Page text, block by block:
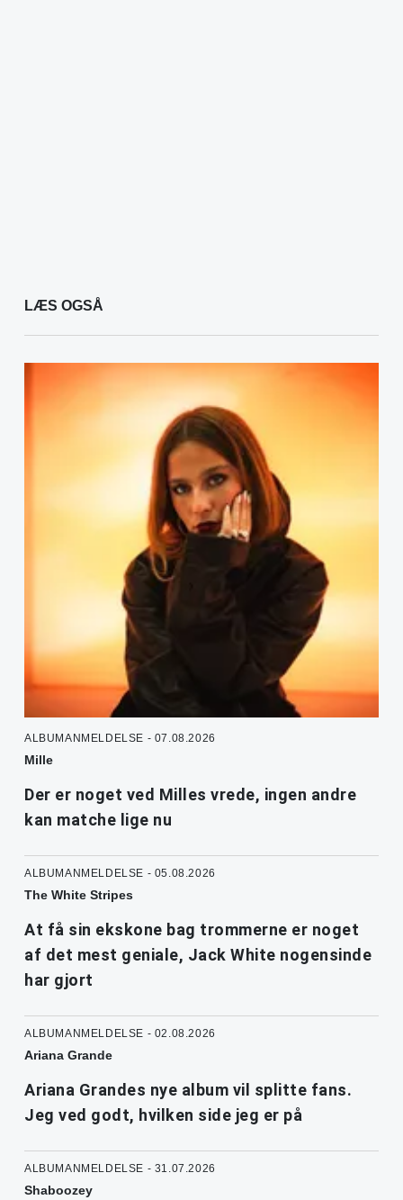
LÆS OGSÅ
ALBUMANMELDELSE - 07.08.2026
Mille
Der er noget ved Milles vrede, ingen andre
kan matche lige nu
ALBUMANMELDELSE - 05.08.2026
The White Stripes
At få sin ekskone bag trommerne er noget
af det mest geniale, Jack White nogensinde
har gjort
ALBUMANMELDELSE - 02.08.2026
Ariana Grande
Ariana Grandes nye album vil splitte fans.
Jeg ved godt, hvilken side jeg er på
ALBUMANMELDELSE - 31.07.2026
Shaboozey